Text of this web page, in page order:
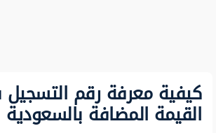
كيفية معرفة رقم
القيمة المضافة بالسعودية